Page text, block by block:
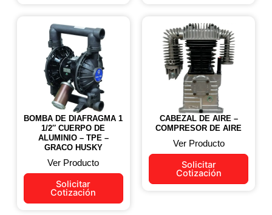
BOMBA DE DIAFRAGMA 1
1/2″ CUERPO DE
ALUMINIO – TPE –
GRACO HUSKY
Ver Producto
Solicitar
Cotización
CABEZAL DE AIRE –
COMPRESOR DE AIRE
Ver Producto
Solicitar
Cotización